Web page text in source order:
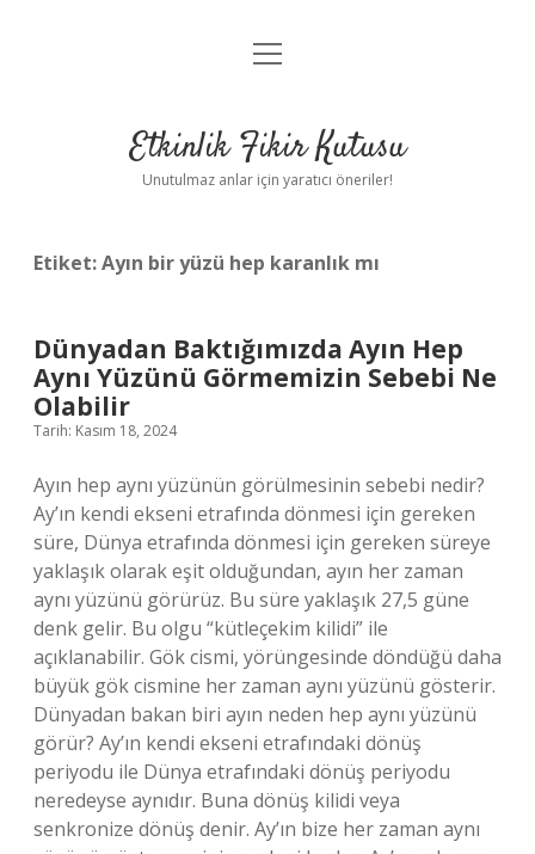
Anasayfa
Yasal Uyarı
menüyü
Etkinlik Fikir Kutusu
Unutulmaz anlar için yaratıcı öneriler!
Etiket:Ayın bir yüzü hep karanlık mı
Dünyadan Baktığımızda Ayın Hep
Aynı Yüzünü Görmemizin Sebebi Ne
Olabilir
Tarih: Kasım 18, 2024
Ayın hep aynı yüzünün görülmesinin sebebi nedir?
Ay’ın kendi ekseni etrafında dönmesi için gereken
süre, Dünya etrafında dönmesi için gereken süreye
yaklaşık olarak eşit olduğundan, ayın her zaman
aynı yüzünü görürüz. Bu süre yaklaşık 27,5 güne
denk gelir. Bu olgu “kütleçekim kilidi” ile
açıklanabilir. Gök cismi, yörüngesinde döndüğü daha
büyük gök cismine her zaman aynı yüzünü gösterir.
Dünyadan bakan biri ayın neden hep aynı yüzünü
görür? Ay’ın kendi ekseni etrafındaki dönüş
periyodu ile Dünya etrafındaki dönüş periyodu
neredeyse aynıdır. Buna dönüş kilidi veya
senkronize dönüş denir. Ay’ın bize her zaman aynı